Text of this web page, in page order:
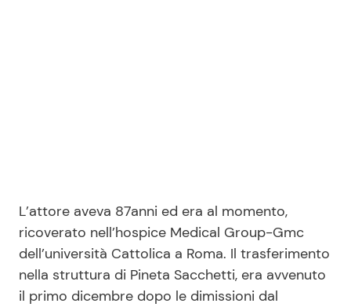
L’attore aveva 87anni ed era al momento,
ricoverato nell’hospice Medical Group-Gmc
dell’università Cattolica a Roma. Il trasferimento
nella struttura di Pineta Sacchetti, era avvenuto
il primo dicembre dopo le dimissioni dal